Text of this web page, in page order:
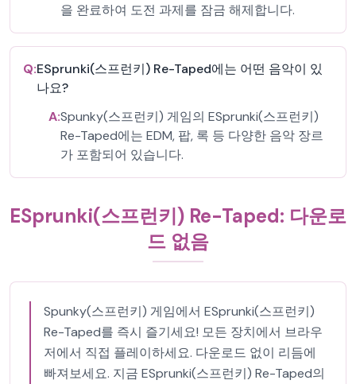
을 완료하여 도전 과제를 잠금 해제합니다.
Q:ESprunki(스프런키) Re-Taped에는 어떤 음악이 있
나요?
A:Spunky(스프런키) 게임의 ESprunki(스프런키)
Re-Taped에는 EDM, 팝, 록 등 다양한 음악 장르
가 포함되어 있습니다.
ESprunki(스프런키) Re-Taped: 다운로
드 없음
Spunky(스프런키) 게임에서 ESprunki(스프런키)
Re-Taped를 즉시 즐기세요! 모든 장치에서 브라우
저에서 직접 플레이하세요. 다운로드 없이 리듬에
빠져보세요. 지금 ESprunki(스프런키) Re-Taped의